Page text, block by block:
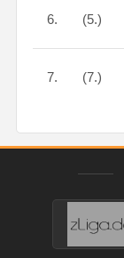
6. (5.)
7. (7.)